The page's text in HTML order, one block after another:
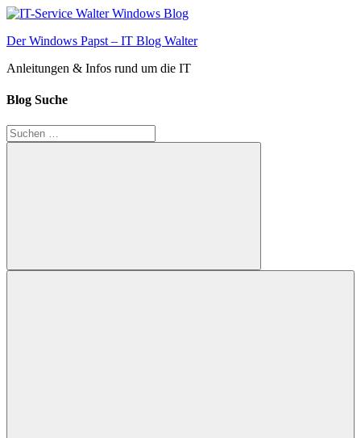
Zum
springen
Der Windows Papst – IT Blog Walter
Anleitungen & Infos rund um die IT
Blog Suche
Suchen
nach:
Suchen